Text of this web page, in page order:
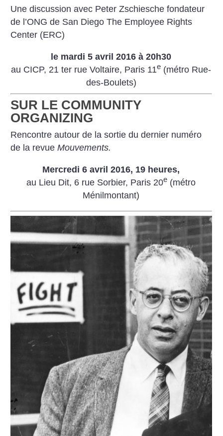
Une discussion avec Peter Zschiesche fondateur
de l’ONG de San Diego The Employee Rights
Center (ERC)
le mardi 5 avril 2016 à 20h30
au CICP, 21 ter rue Voltaire, Paris 11e (métro Rue-
des-Boulets)
SUR LE COMMUNITY
ORGANIZING
Rencontre autour de la sortie du dernier numéro
de la revueMouvements.
Mercredi 6 avril 2016, 19 heures,
au Lieu Dit, 6 rue Sorbier, Paris 20e (métro
Ménilmontant)